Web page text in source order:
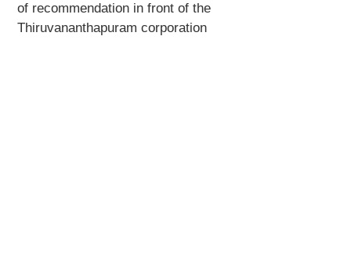
of recommendation in front of the
Thiruvananthapuram corporation